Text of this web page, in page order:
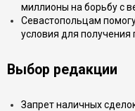
миллионы на борьбу с
Севастопольцам
условия для
Выбор редакции
Запрет наличных